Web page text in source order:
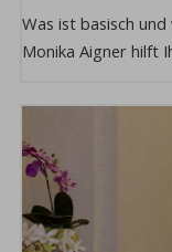
Was ist basisch
Monika Aigner hilft